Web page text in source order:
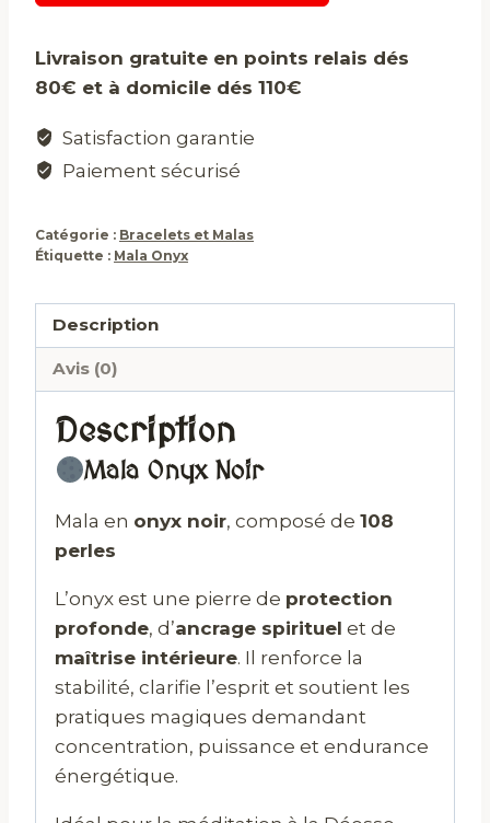
Mala
Livraison gratuite en points relais dés
80€ et à domicile dés 110€
Satisfaction garantie
Paiement sécurisé
Catégorie : Bracelets et Malas
Étiquette : Mala Onyx
Description
Avis (0)
Description
Mala Onyx Noir
Mala en onyx noir, composé de 108
perles
L’onyx est une pierre de protection
profonde, d’ancrage spirituel et de
maîtrise intérieure. Il renforce la
stabilité, clarifie l’esprit et soutient les
pratiques magiques demandant
concentration, puissance et endurance
énergétique.